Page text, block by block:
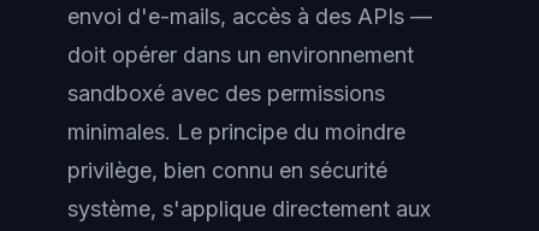
envoi d'e-mails, accès à des APIs —
doit opérer dans un environnement
sandboxé avec des permissions
minimales. Le principe du moindre
privilège, bien connu en sécurité
système, s'applique directement aux